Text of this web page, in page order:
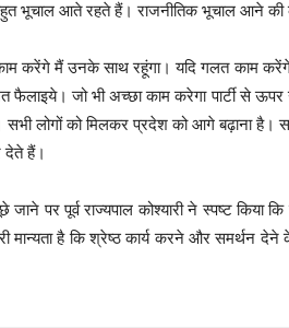
बहुत भूचाल आते रहते हैं। राजनीतिक भूचाल आने
करेंगे मैं उनके साथ रहूंगा। यदि गलत काम
फैलाइये। जो भी अच्छा काम करेगा पार्टी से
सभी लोगों को मिलकर प्रदेश को आगे बढ़ाना है।
देते हैं।
पर पूर्व राज्यपाल कोश्यारी ने स्पष्ट किया
मान्यता है कि श्रेष्ठ कार्य करने और समर्थन देने